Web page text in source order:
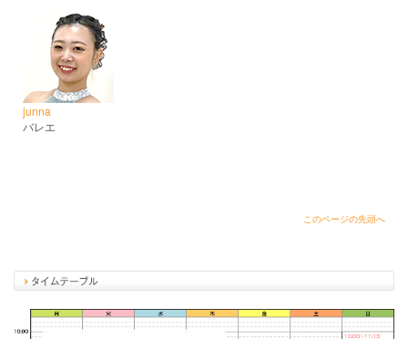
junna
バレエ
このページの先頭へ